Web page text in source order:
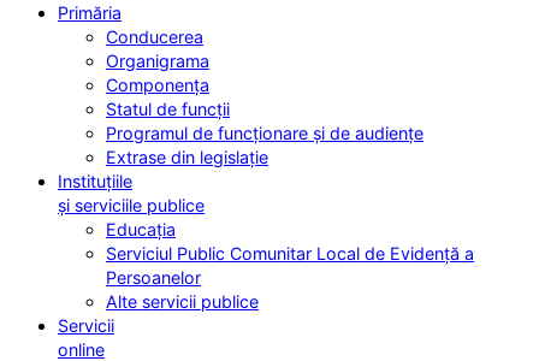
Primăria
Conducerea
Organigrama
Componența
Statul de funcții
Programul de funcționare și de audiențe
Extrase din legislație
Instituțiile
și serviciile publice
Educația
Serviciul Public Comunitar Local de Evidență a
Persoanelor
Alte servicii publice
Servicii
online